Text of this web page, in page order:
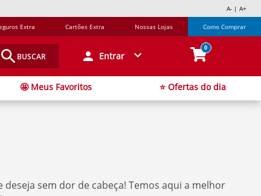
A- | A+
Extra Cartões Extra Nossas Lojas Como Comprar
BUSCAR Entrar
0
🤩 Meus Favoritos ⭐ Ofertas do dia
sem dor de cabeça! Temos aqui a melhor